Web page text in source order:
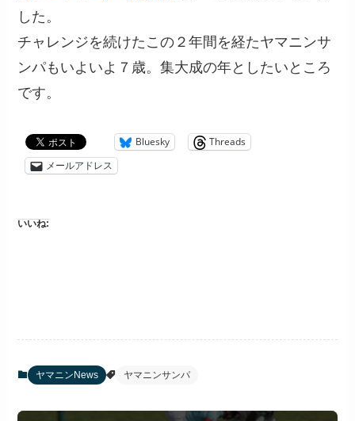
した。
チャレンジを続けたこの２年間を経たヤマニンサ
ンパもいよいよ７歳。集大成の年としたいところ
です。
Bluesky
Threads
メールアドレス
いいね:
ヤマニンNews ヤマニンサンパ